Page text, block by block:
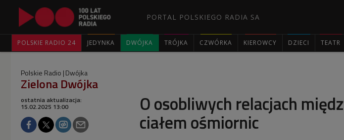
PORTAL POLSKIEGO RADIA SA
POLSKIE RADIO 24 JEDYNKA DWÓJKA TRÓJKA CZWÓRKA KIEROWCY DZIECI TEATR
Polskie Radio Dwójka
Zielona Dwójka
O osobliwych relacjach
ciałem ośmiornic
ostatnia aktualizacja:
15.02.2025 13:00